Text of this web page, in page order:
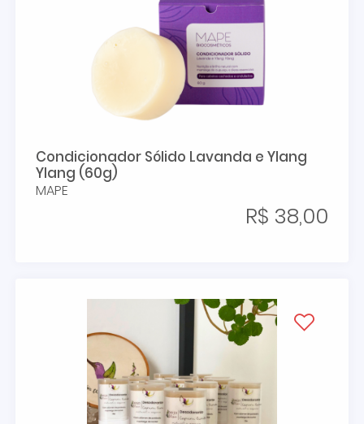
Condicionador Sólido Lavanda e Ylang
Ylang (60g)
MAPE
R$ 38,00